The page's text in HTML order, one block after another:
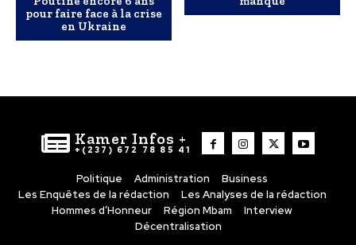
pour faire face à la crise
en Ukraine
Kamer Infos +
+(237) 672 78 85 41
Politique Administration
Business
Les Enquêtes de la rédaction
Les Analyses de la rédaction
Hommes d’Honneur
Région Mbam
Interview
Décentralisation